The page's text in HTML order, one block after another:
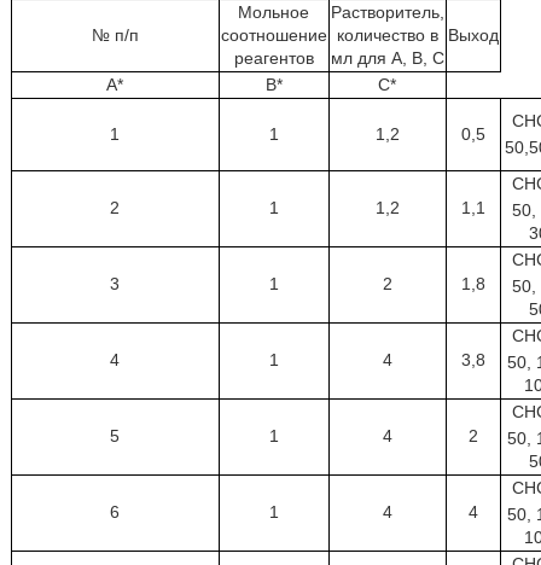
№ п/п
Мольное
соотношение
реагентов
Растворитель,
количество в
мл для А, В, С
Выход
А* B* С*
1 1 1,2 0,5
2 1 1,2 1,1
50,
3 1 2 1,8
50,
4 1 4 3,8
50,
5 1 4 2
50,
6 1 4 4
50,